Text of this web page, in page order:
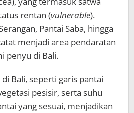
rentan (vulnerable).
Pantai Saba, hingga
menjadi area pendaratan
penyu di Bali.
Bali, seperti garis pantai
pesisir, serta suhu
yang sesuai, menjadikan